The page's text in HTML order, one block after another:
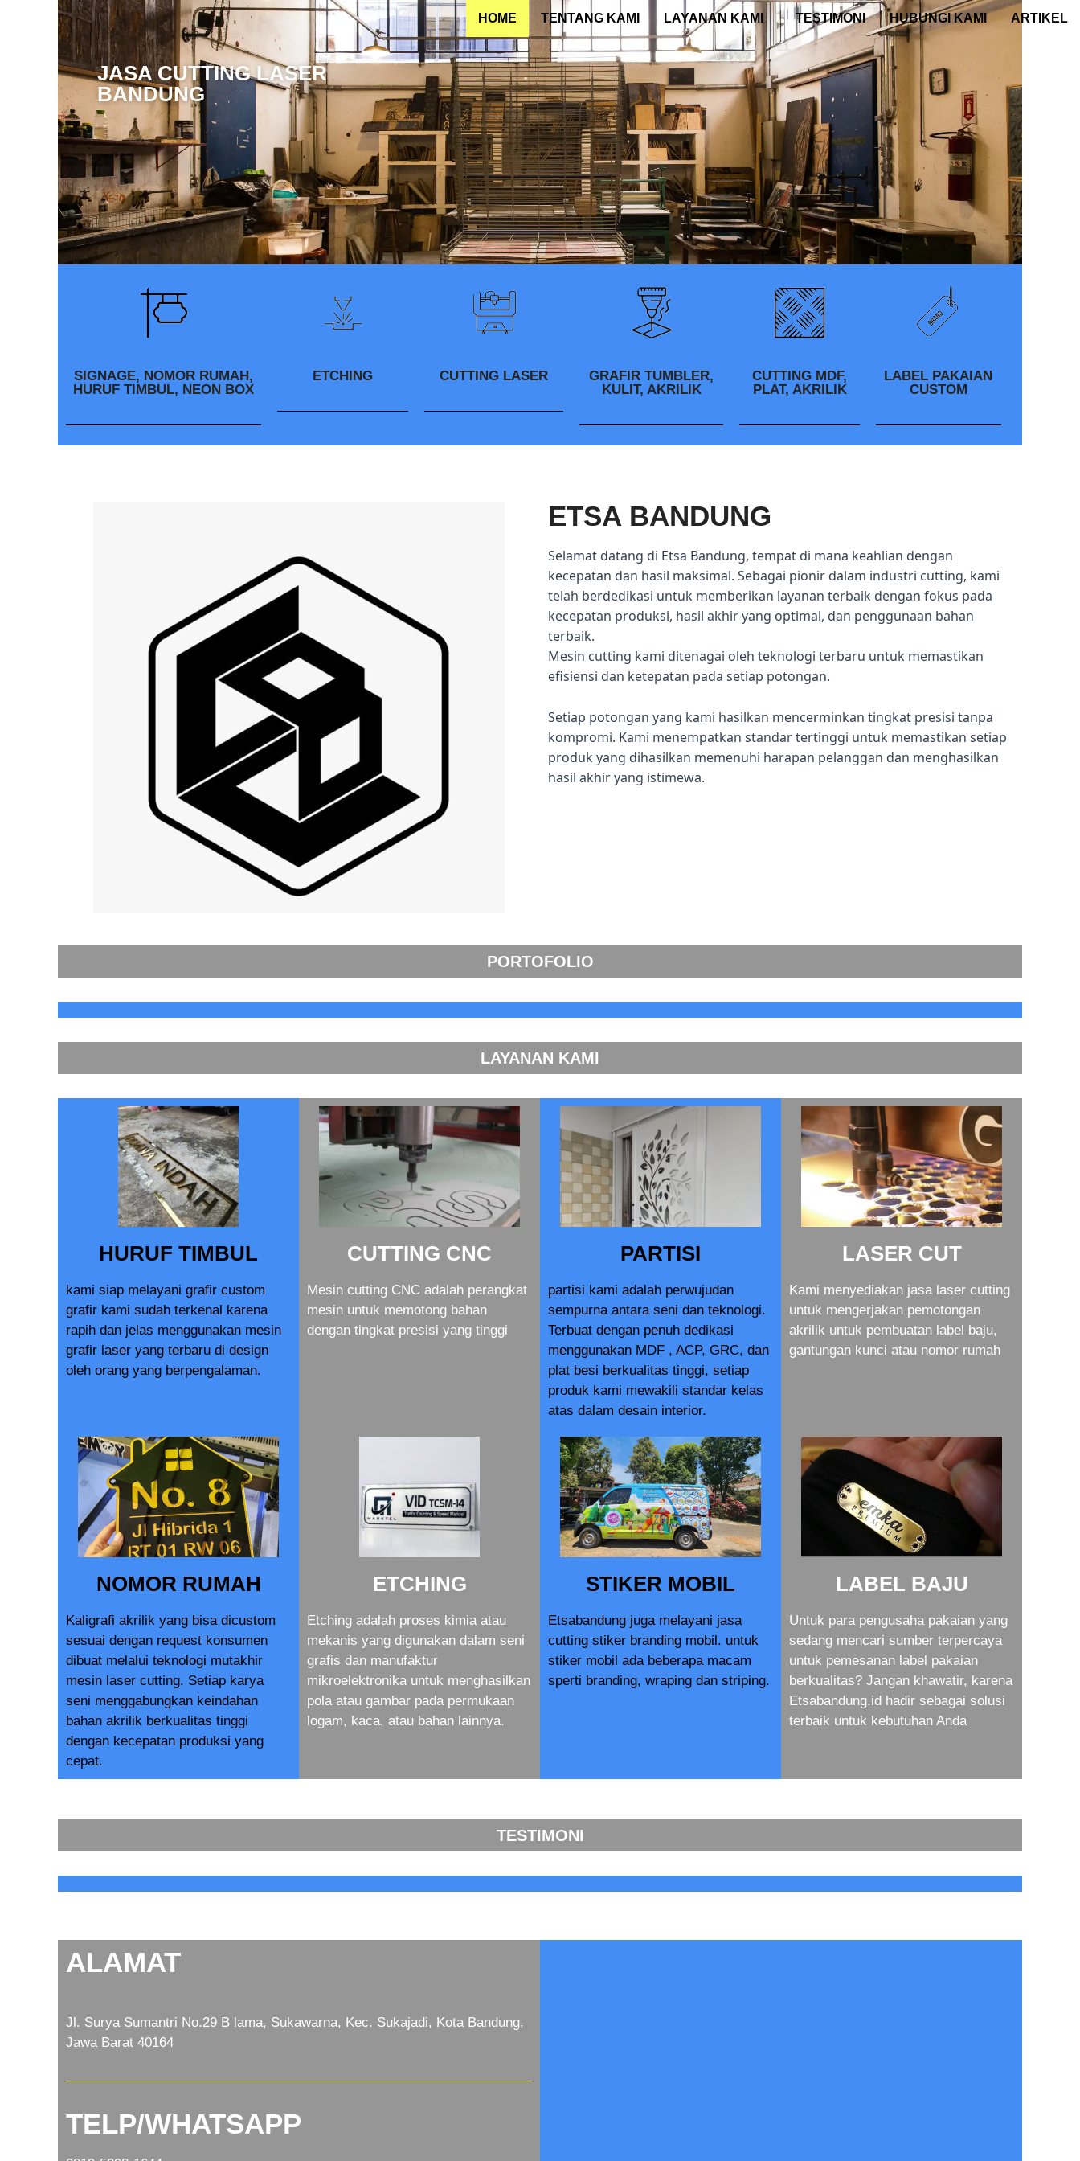
HOME TENTANG KAMI LAYANAN KAMI TESTIMONI HUBUNGI KAMI ARTIKEL
JASA CUTTING LASER
BANDUNG
SIGNAGE, NOMOR RUMAH,
HURUF TIMBUL, NEON BOX
ETCHING CUTTING LASER
GRAFIR TUMBLER,
KULIT, AKRILIK
CUTTING MDF,
PLAT, AKRILIK
LABEL PAKAIAN
CUSTOM
ETSA BANDUNG
Selamat datang di Etsa Bandung, tempat di mana keahlian dengan
kecepatan dan hasil maksimal. Sebagai pionir dalam industri cutting, kami
telah berdedikasi untuk memberikan layanan terbaik dengan fokus pada
kecepatan produksi, hasil akhir yang optimal, dan penggunaan bahan
terbaik.
Mesin cutting kami ditenagai oleh teknologi terbaru untuk memastikan
efisiensi dan ketepatan pada setiap potongan.
Setiap potongan yang kami hasilkan mencerminkan tingkat presisi tanpa
kompromi. Kami menempatkan standar tertinggi untuk memastikan setiap
produk yang dihasilkan memenuhi harapan pelanggan dan menghasilkan
hasil akhir yang istimewa.
PORTOFOLIO
LAYANAN KAMI
HURUF TIMBUL
kami siap melayani grafir custom
grafir kami sudah terkenal karena
rapih dan jelas menggunakan mesin
grafir laser yang terbaru di design
oleh orang yang berpengalaman.
CUTTING CNC
Mesin cutting CNC adalah perangkat
mesin untuk memotong bahan
dengan tingkat presisi yang tinggi
PARTISI
partisi kami adalah perwujudan
sempurna antara seni dan teknologi.
Terbuat dengan penuh dedikasi
menggunakan MDF , ACP, GRC, dan
plat besi berkualitas tinggi, setiap
produk kami mewakili standar kelas
atas dalam desain interior.
LASER CUT
Kami menyediakan jasa laser cutting
untuk mengerjakan pemotongan
akrilik untuk pembuatan label baju,
gantungan kunci atau nomor rumah
NOMOR RUMAH
Kaligrafi akrilik yang bisa dicustom
sesuai dengan request konsumen
dibuat melalui teknologi mutakhir
mesin laser cutting. Setiap karya
seni menggabungkan keindahan
bahan akrilik berkualitas tinggi
dengan kecepatan produksi yang
cepat.
ETCHING
Etching adalah proses kimia atau
mekanis yang digunakan dalam seni
grafis dan manufaktur
mikroelektronika untuk menghasilkan
pola atau gambar pada permukaan
logam, kaca, atau bahan lainnya.
STIKER MOBIL
Etsabandung juga melayani jasa
cutting stiker branding mobil. untuk
stiker mobil ada beberapa macam
sperti branding, wraping dan striping.
LABEL BAJU
Untuk para pengusaha pakaian yang
sedang mencari sumber terpercaya
untuk pemesanan label pakaian
berkualitas? Jangan khawatir, karena
Etsabandung.id hadir sebagai solusi
terbaik untuk kebutuhan Anda
TESTIMONI
ALAMAT
Jl. Surya Sumantri No.29 B lama, Sukawarna, Kec. Sukajadi, Kota Bandung,
Jawa Barat 40164
TELP/WHATSAPP